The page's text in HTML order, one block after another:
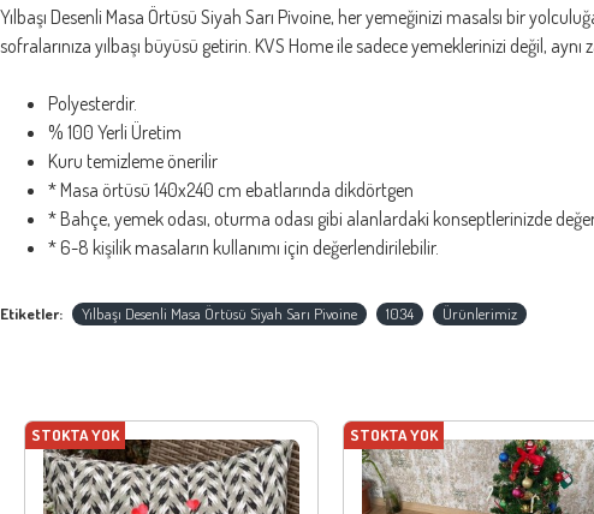
Yılbaşı Desenli Masa Örtüsü Siyah Sarı Pivoine, her yemeğinizi masalsı bir
sofralarınıza yılbaşı büyüsü getirin. KVS Home ile sadece yemeklerinizi değil, aynı
Polyesterdir.
% 100 Yerli Üretim
Kuru temizleme önerilir
* Masa örtüsü 140x240 cm ebatlarında dikdörtgen
* Bahçe, yemek odası, oturma odası gibi alanlardaki konseptlerinizde
* 6-8 kişilik masaların kullanımı için değerlendirilebilir.
Etiketler: Yılbaşı Desenli Masa Örtüsü Siyah Sarı Pivoine 1034 Ürünlerimiz
STOKTA YOK STOKTA YOK